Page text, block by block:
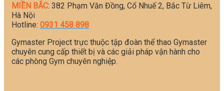
MIỀN BẮC: 382 Phạm Văn Đồng, Cổ Nhuế 2, Bắc Từ Liêm,
Hà Nội
Hotline: 0931 458 898
Gymaster Project trực thuộc tập đoàn thể thao Gymaster
chuyên cung cấp thiết bị và các giải pháp vận hành cho
các phòng Gym chuyên nghiệp.